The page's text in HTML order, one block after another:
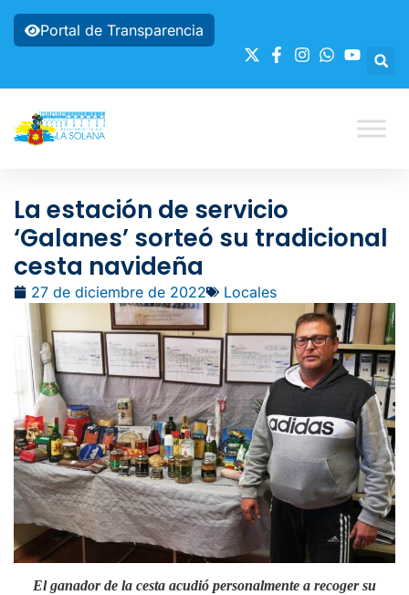
Portal de Transparencia
La estación de servicio
‘Galanes’ sorteó su tradicional
cesta navideña
27 de diciembre de 2022 Locales
El ganador de la cesta acudió personalmente a recoger su